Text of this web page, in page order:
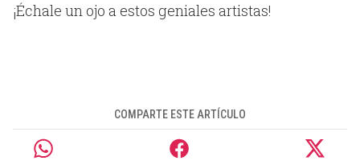
¡Échale un ojo a estos geniales artistas!
COMPARTE ESTE ARTÍCULO